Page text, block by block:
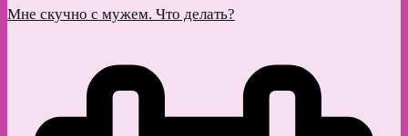
Мне скучно с мужем. Что делать?